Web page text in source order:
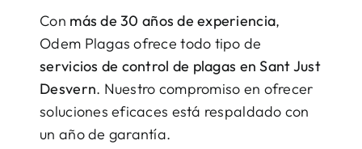
Con más de 30 años de experiencia,
Odem Plagas ofrece todo tipo de
servicios de control de plagas en Sant Just
Desvern. Nuestro compromiso en ofrecer
soluciones eficaces está respaldado con
un año de garantía.